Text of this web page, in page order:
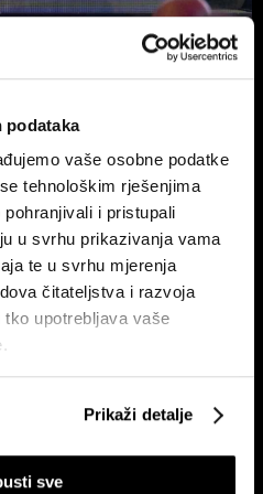
podataka
vaše osobne podatke
tehnološkim rješenjima
i pristupali
u svrhu prikazivanja vama
te u svrhu mjerenja
čitateljstva i razvoja
upotrebljava vaše
vašoj geografskoj lokaciji,
radijusa od nekoliko metara
tako što ćemo aktivno
Prikaži detalje
sve
Adris i Telekom
iz fokusa
prometa u odnosu na
Zarada Crobex10 skočila,
analitika daje presjek!